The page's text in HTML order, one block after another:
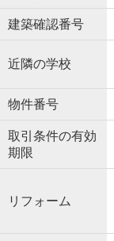
建築確認番号
近隣の学校
物件番号
取引条件の有効
期限
リフォーム